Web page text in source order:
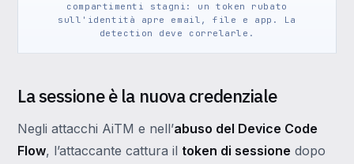
compartimenti stagni: un token rubato
sull'identità apre email, file e app. La
detection deve correlarle.
La sessione è la nuova credenziale
Negli attacchi AiTM e nell’abuso del Device Code
Flow, l’attaccante cattura il token di sessione dopo